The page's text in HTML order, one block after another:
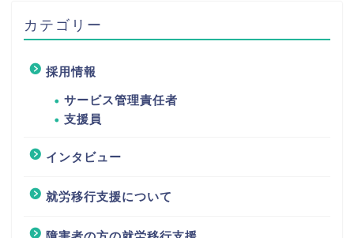
カテゴリー
採用情報
サービス管理責任者
支援員
インタビュー
就労移行支援について